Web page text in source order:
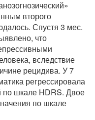
второго
Спустя 3 мес.
что
вследствие
рецидива. У 7
регрессировала
по шкале HDRS. Двое
по шкале